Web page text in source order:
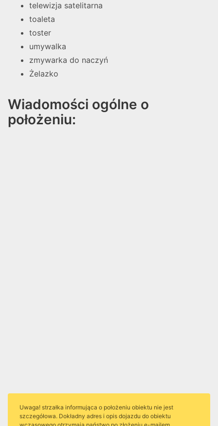
telewizja satelitarna
toaleta
toster
umywalka
zmywarka do naczyń
Żelazko
Wiadomości ogólne o
położeniu:
Uwaga! strzałka informująca o położeniu obiektu nie jest
szczegółowa. Dokładny adres i opis dojazdu do obiektu